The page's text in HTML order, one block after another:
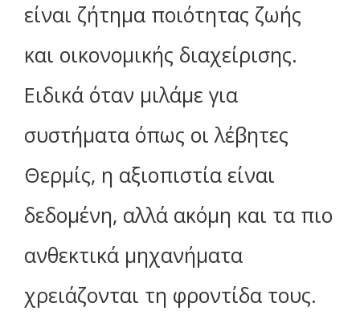
είναι ζήτημα ποιότητας ζωής
και οικονομικής διαχείρισης.
Ειδικά όταν μιλάμε για
συστήματα όπως οι λέβητες
Θερμίς, η αξιοπιστία είναι
δεδομένη, αλλά ακόμη και τα πιο
ανθεκτικά μηχανήματα
χρειάζονται τη φροντίδα τους.